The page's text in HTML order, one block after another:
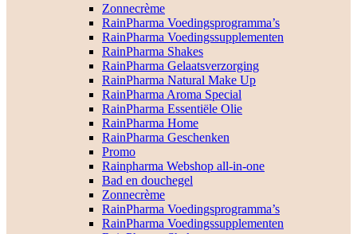
Zonnecrème
RainPharma Voedingsprogramma’s
RainPharma Voedingssupplementen
RainPharma Shakes
RainPharma Gelaatsverzorging
RainPharma Natural Make Up
RainPharma Aroma Special
RainPharma Essentiële Olie
RainPharma Home
RainPharma Geschenken
Promo
Rainpharma Webshop all-in-one
Bad en douchegel
Zonnecrème
RainPharma Voedingsprogramma’s
RainPharma Voedingssupplementen